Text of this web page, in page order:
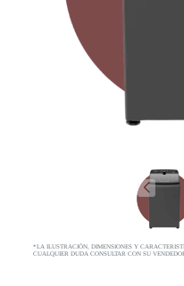
*LA ILUSTRACIÓN, DIMENSIONES Y
CUALQUIER DUDA CONSULTAR CON SU